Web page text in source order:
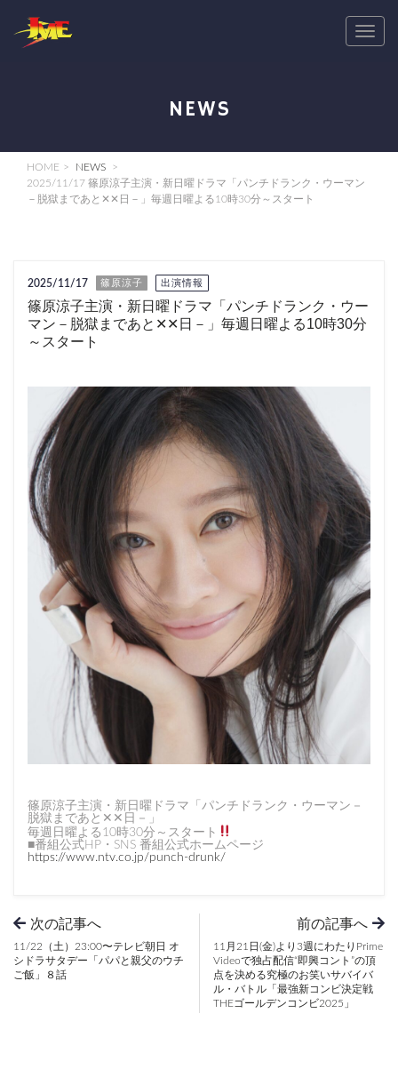
T
NEWS
HOME
NEWS
2025/11/17 篠原涼子主演・新日曜ドラマ「パンチドランク・ウーマン
－脱獄まであと✕✕日－」毎週日曜よる10時30分～スタート
2025/11/17 篠原涼子 出演情報
篠原涼子主演・新日曜ドラマ「パンチドランク・ウー
マン－脱獄まであと✕✕日－」毎週日曜よる10時30分
～スタート
篠原涼子主演・新日曜ドラマ「パンチドランク・ウーマン－
脱獄まであと✕✕日－」
毎週日曜よる10時30分～スタート
■番組公式HP・SNS 番組公式ホームページ
https://www.ntv.co.jp/punch-drunk/
次の記事へ
11/22（土）23:00〜テレビ朝日 オ
シドラサタデー「パパと親父のウチ
ご飯」８話
前の記事へ
11月21日(金)より3週にわたりPrime
Videoで独占配信“即興コント”の頂
点を決める究極のお笑いサバイバ
ル・バトル「最強新コンビ決定戦
THEゴールデンコンビ2025」